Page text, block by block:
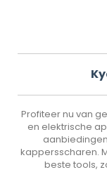
Profiteer nu van
en elektrische
kappersscharen.
beste tools,